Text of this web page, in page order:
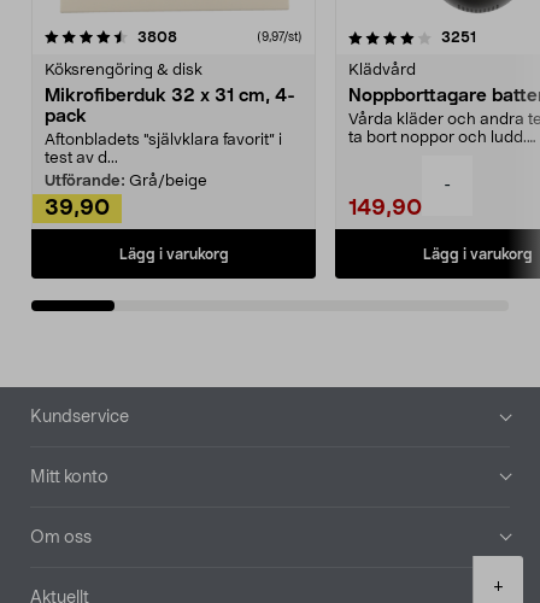
-
+
3808recensioner (9,97/st)
Köksrengöring & disk
Mikrofiberduk 32 x 31 cm, 4-
pack
Aftonbladets "självklara favorit” i
test av d...
Utförande: Grå/beige
39,90
Lägg i varukorg
4.0av 5 stjärnor 3251
Klädvård
Noppborttagare
Vårda kläder och andra
ta bort noppor och ludd.
149,90
Lägg i varukorg
4.5av 5 stjärnor
Sidfot
Kundservice
Mitt konto
Om oss
Aktuellt